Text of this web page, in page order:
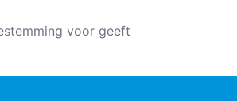
voor geeft